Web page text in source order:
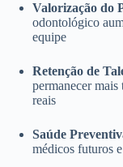
Valorização do
odontológico
equipe
Retenção de
permanecer
reais
Saúde
médicos futuros